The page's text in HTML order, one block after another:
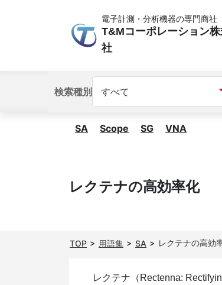
電子計測・分析機器の専門商社
T&Mコーポレーション
社
検索種別
SA Scope SG VNA
レクテナの高効率化
TOP 用語集 SA レクテナの高効
レクテナ（Rectenna: